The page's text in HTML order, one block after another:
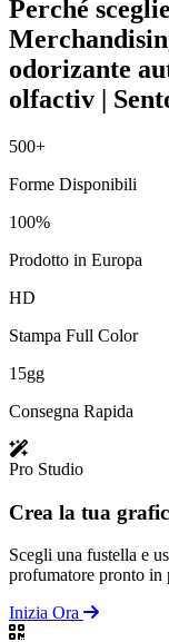
Perché
odorizante
olfactiv |
500+
Forme Disponibili
100%
Prodotto in Europa
HD
Stampa Full Color
15gg
Consegna Rapida
Pro Studio
Crea la tua
Scegli una fustella e
profumatore pronto in
Inizia Ora